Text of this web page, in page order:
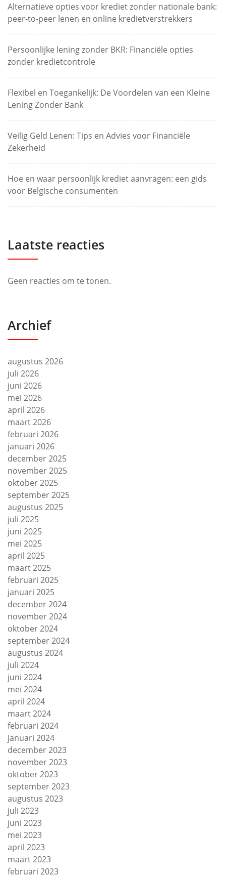
Alternatieve opties voor krediet zonder nationale bank:
peer-to-peer lenen en online kredietverstrekkers
Persoonlijke lening zonder BKR: Financiële opties
zonder kredietcontrole
Flexibel en Toegankelijk: De Voordelen van een Kleine
Lening Zonder Bank
Veilig Geld Lenen: Tips en Advies voor Financiële
Zekerheid
Hoe en waar persoonlijk krediet aanvragen: een gids
voor Belgische consumenten
Laatste reacties
Geen reacties om te tonen.
Archief
augustus 2026
juli 2026
juni 2026
mei 2026
april 2026
maart 2026
februari 2026
januari 2026
december 2025
november 2025
oktober 2025
september 2025
augustus 2025
juli 2025
juni 2025
mei 2025
april 2025
maart 2025
februari 2025
januari 2025
december 2024
november 2024
oktober 2024
september 2024
augustus 2024
juli 2024
juni 2024
mei 2024
april 2024
maart 2024
februari 2024
januari 2024
december 2023
november 2023
oktober 2023
september 2023
augustus 2023
juli 2023
juni 2023
mei 2023
april 2023
maart 2023
februari 2023